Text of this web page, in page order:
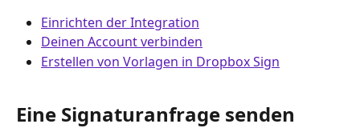
Einrichten der Integration
Deinen Account verbinden
Erstellen von Vorlagen in Dropbox Sign
Eine Signaturanfrage senden